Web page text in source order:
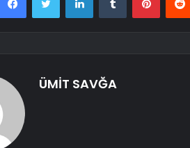
ÜMİT SAVĞA